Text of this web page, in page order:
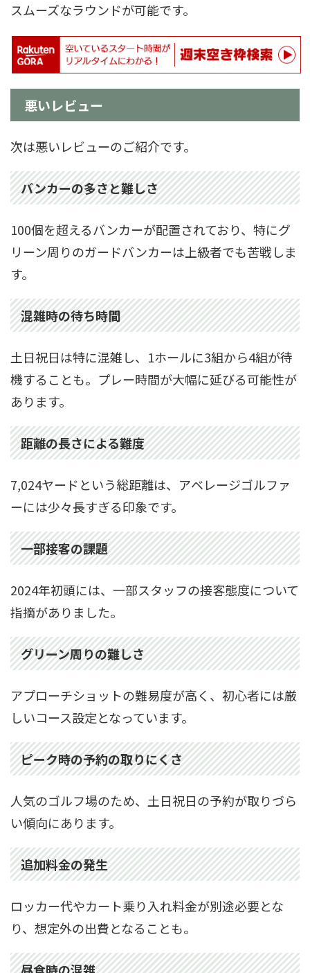
スムーズなラウンドが可能です。
悪いレビュー
次は悪いレビューのご紹介です。
バンカーの多さと難しさ
100個を超えるバンカーが配置されており、特にグ
リーン周りのガードバンカーは上級者でも苦戦しま
す。
混雑時の待ち時間
土日祝日は特に混雑し、1ホールに3組から4組が待
機することも。プレー時間が大幅に延びる可能性が
あります。
距離の長さによる難度
7,024ヤードという総距離は、アベレージゴルファ
ーには少々長すぎる印象です。
一部接客の課題
2024年初頭には、一部スタッフの接客態度について
指摘がありました。
グリーン周りの難しさ
アプローチショットの難易度が高く、初心者には厳
しいコース設定となっています。
ピーク時の予約の取りにくさ
人気のゴルフ場のため、土日祝日の予約が取りづら
い傾向にあります。
追加料金の発生
ロッカー代やカート乗り入れ料金が別途必要とな
り、想定外の出費となることも。
昼食時の混雑